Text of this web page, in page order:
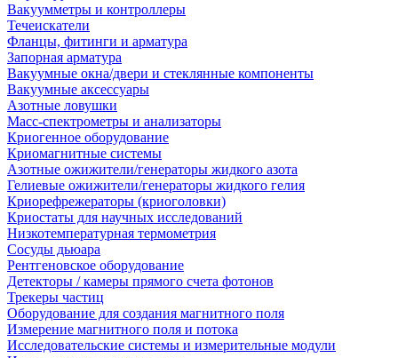
Вакуумметры и контроллеры
Течеискатели
Фланцы, фитинги и арматура
Запорная арматура
Вакуумные окна/двери и стеклянные компоненты
Вакуумные аксессуары
Азотные ловушки
Масс-спектрометры и анализаторы
Криогенное оборудование
Криомагнитные системы
Азотные ожижители/генераторы жидкого азота
Гелиевые ожижители/генераторы жидкого гелия
Криорефрежераторы (криоголовки)
Криостаты для научных исследований
Низкотемпературная термометрия
Сосуды дьюара
Рентгеновское оборудование
Детекторы / камеры прямого счета фотонов
Трекеры частиц
Оборудование для создания магнитного поля
Измерение магнитного поля и потока
Исследовательские системы и измерительные модули